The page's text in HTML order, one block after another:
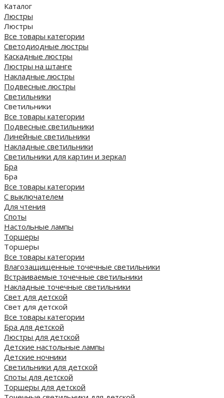
Каталог
Люстры
Люстры
Все товары категории
Светодиодные люстры
Каскадные люстры
Люстры на штанге
Накладные люстры
Подвесные люстры
Светильники
Светильники
Все товары категории
Подвесные светильники
Линейные светильники
Накладные светильники
Светильники для картин и зеркал
Бра
Бра
Все товары категории
С выключателем
Для чтения
Споты
Настольные лампы
Торшеры
Торшеры
Все товары категории
Влагозащищенные точечные светильники
Встраиваемые точечные светильники
Накладные точечные светильники
Свет для детской
Свет для детской
Все товары категории
Бра для детской
Люстры для детской
Детские настольные лампы
Детские ночники
Светильники для детской
Споты для детской
Торшеры для детской